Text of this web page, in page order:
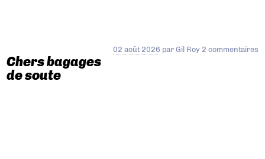
Chers bagages
de soute
02 août 2026 par Gil Roy 2 commentaires